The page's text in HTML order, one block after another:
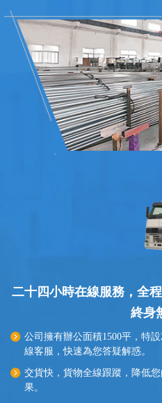
二十四小時在線服務，全
終身
公司擁有辦公面積1500平，特
線客服，快速為您答疑解惑。
交貨快，貨物全線跟蹤，降低
果。